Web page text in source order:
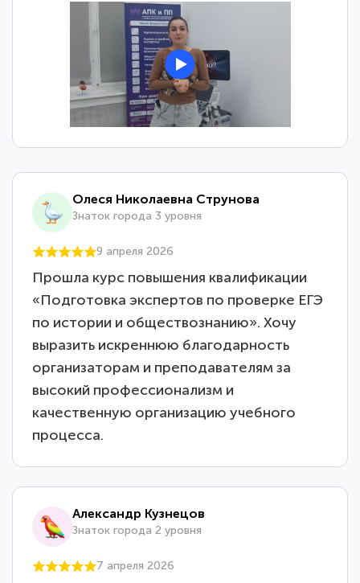
Олеся Николаевна Струнова
Знаток города 3 уровня
9 апреля 2026
Прошла курс повышения квалификации
«Подготовка экспертов по проверке ЕГЭ
по истории и обществознанию». Хочу
выразить искреннюю благодарность
организаторам и преподавателям за
высокий профессионализм и
качественную организацию учебного
процесса.
Александр Кузнецов
Знаток города 2 уровня
7 апреля 2026